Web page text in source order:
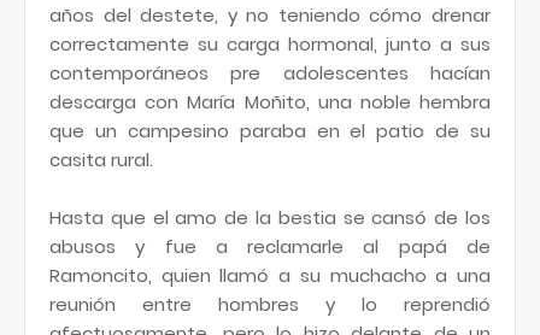
años del destete, y no teniendo cómo drenar
correctamente su carga hormonal, junto a sus
contemporáneos pre adolescentes hacían
descarga con María Moñito, una noble hembra
que un campesino paraba en el patio de su
casita rural.
Hasta que el amo de la bestia se cansó de los
abusos y fue a reclamarle al papá de
Ramoncito, quien llamó a su muchacho a una
reunión entre hombres y lo reprendió